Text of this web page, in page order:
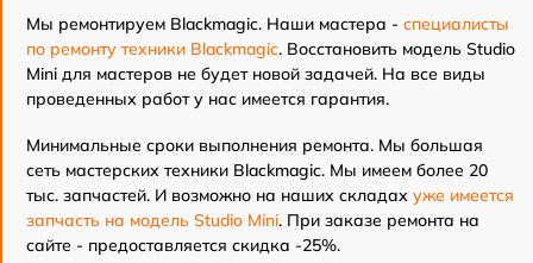
Мы ремонтируем Blackmagic. Наши мастера - специалисты
по ремонту техники Blackmagic. Восстановить модель Studio
Mini для мастеров не будет новой задачей. На все виды
проведенных работ у нас имеется гарантия.
Минимальные сроки выполнения ремонта. Мы большая
сеть мастерских техники Blackmagic. Мы имеем более 20
тыс. запчастей. И возможно на наших складах уже имеется
запчасть на модель Studio Mini. При заказе ремонта на
сайте - предоставляется скидка -25%.